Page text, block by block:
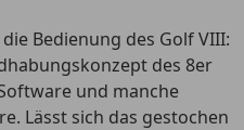
Bedienung des Golf VIII:
des 8er
und manche
Lässt sich das gestochen